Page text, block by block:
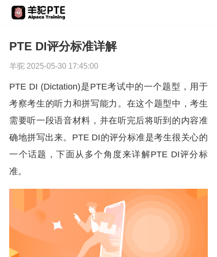
PTE DI评分标准详解
羊驼 2025-05-30 17:45:00
PTE DI (Dictation)是PTE考试中的一个题型，用于
考察考生的听力和拼写能力。在这个题型中，考生
需要听一段语音材料，并在听完后将听到的内容准
确地拼写出来。PTE DI的评分标准是考生很关心的
一个话题，下面从多个角度来详解PTE DI评分标
准。